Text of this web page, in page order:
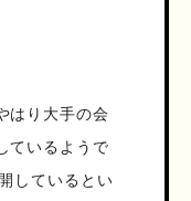
はり大手の会
ているようで
しているとい